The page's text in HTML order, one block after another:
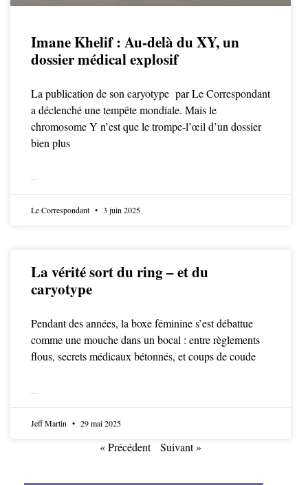
Imane Khelif : Au-delà du XY, un
dossier médical explosif
La publication de son caryotype par Le Correspondant
a déclenché une tempête mondiale. Mais le
chromosome Y n’est que le trompe-l’œil d’un dossier
bien plus
Le Correspondant 3 juin 2025
La vérité sort du ring – et du
caryotype
Pendant des années, la boxe féminine s’est débattue
comme une mouche dans un bocal : entre règlements
flous, secrets médicaux bétonnés, et coups de coude
Jeff Martin 29 mai 2025
« Précédent Suivant »